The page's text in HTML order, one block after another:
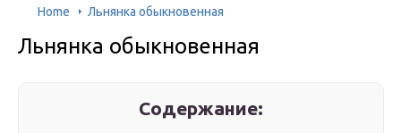
Home Льнянка обыкновенная
Льнянка обыкновенная
Содержание: